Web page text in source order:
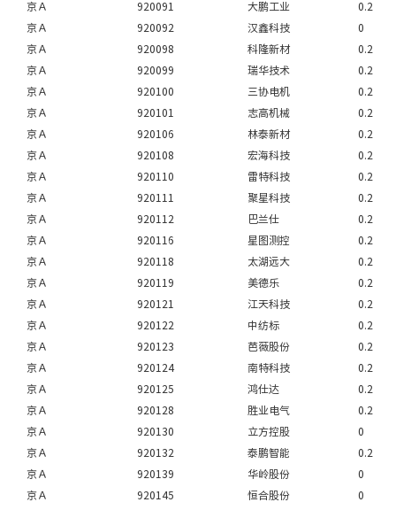
京Ａ
920091 大鹏工业
0.2
京Ａ
920092 汉鑫科技
0
京Ａ
920098 科隆新材
0.2
京Ａ
920099 瑞华技术
0.2
京Ａ
920100 三协电机
0.2
京Ａ
920101 志高机械
0.2
京Ａ
920106 林泰新材
0.2
京Ａ
920108 宏海科技
0.2
京Ａ
920110 雷特科技
0.2
京Ａ
920111 聚星科技
0.2
京Ａ
920112 巴兰仕
0.2
京Ａ
920116 星图测控
0.2
京Ａ
920118 太湖远大
0.2
京Ａ
920119 美德乐
0.2
京Ａ
920121 江天科技
0.2
京Ａ
920122 中纺标
0.2
京Ａ
920123 芭薇股份
0.2
京Ａ
920124 南特科技
0.2
京Ａ
920125 鸿仕达
0.2
京Ａ
920128 胜业电气
0.2
京Ａ
920130 立方控股
0
京Ａ
920132 泰鹏智能
0.2
京Ａ
920139 华岭股份
0
京Ａ
920145 恒合股份
0